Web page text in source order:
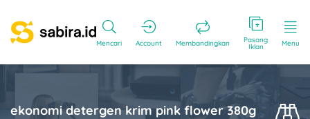
Mencari Account Membandingkan Pasang
Iklan Menu
ekonomi detergen krim pink flower 380g